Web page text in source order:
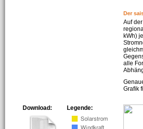
Der
Auf
kWh)
alle
Grafik
Legende:
Download: